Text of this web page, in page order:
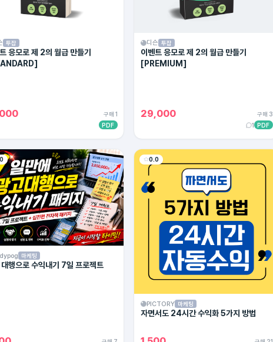
투잡
응모로 제 2의 월급 만들기
구매 1
PDF
디슨 투잡
이벤트 응모로 제 2의 월급 만들기
[PREMIUM]
29,000
구매 3
1 PDF
마케팅
행으로 수익내기 7일 프로젝트
0.0
PICTORY 마케팅
자면서도 24시간 수익화 5가지 방법